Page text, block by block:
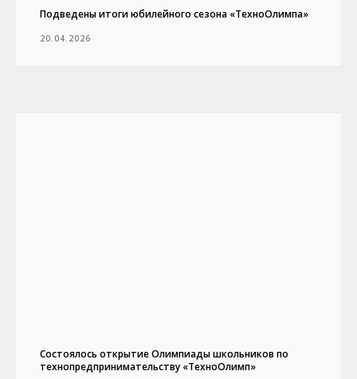
Подведены итоги юбилейного сезона «ТехноОлимпа»
20.04.2026
Состоялось открытие Олимпиады школьников по
технопредпринимательству «ТехноОлимп»